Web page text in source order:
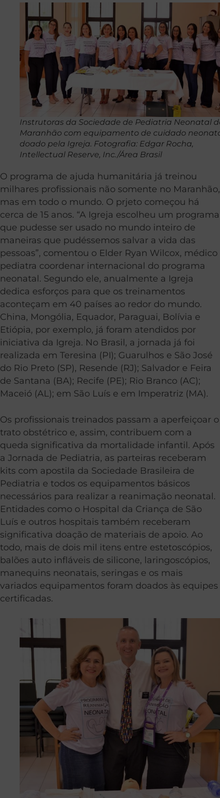
Instrutoras da Sociedade de Pediatria Neonatal
Maranhão com equipamento de cuidado
doado pela Igreja. Fotografia: Edgar Rocha,
Intellectual Reserve, Inc./Área Brasil
O programa de ajuda humanitária já treinou
milhares profissionais não somente no Maranhão,
mas em todo o mundo. O prjeto começou há
cerca de 15 anos. “A Igreja escolheu um programa
que pudesse ser usado no mundo inteiro de
maneiras que pudéssemos salvar a vida das
pessoas”, comentou o Elder Ryan Wilcox, médico
pediatra coordenar internacional do programa
neonatal. Segundo ele, anualmente a Igreja
dedica esforços para que os treinamentos
aconteçam em 40 países ao redor do mundo.
China, Mongólia, Equador, Paraguai, Bolívia e
Etiópia, por exemplo, já foram atendidos por
iniciativa da Igreja. No Brasil, a jornada já foi
realizada em Teresina (PI); Guarulhos e São José
do Rio Preto (SP), Resende (RJ); Salvador e Feira
de Santana (BA); Recife (PE); Rio Branco (AC);
Maceió (AL); em São Luís e em Imperatriz (MA).
Os profissionais treinados passam a aperfeiçoar o
trato obstétrico e, assim, contribuem com a
queda significativa da mortalidade infantil. Após
a Jornada de Pediatria, as parteiras receberam
kits com apostila da Sociedade Brasileira de
Pediatria e todos os equipamentos básicos
necessários para realizar a reanimação neonatal.
Entidades como o Hospital da Criança de São
Luís e outros hospitais também receberam
significativa doação de materiais de apoio. Ao
todo, mais de dois mil itens entre estetoscópios,
balões auto infláveis de silicone, laringoscópios,
manequins neonatais, seringas e os mais
variados equipamentos foram doados às equipes
certificadas.